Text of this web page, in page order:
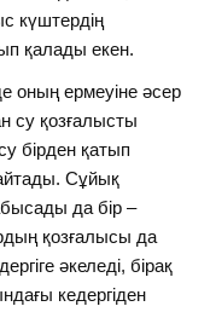
күштердің
қалады екен.
оның ермеуіне әсер
су қозғалысты
бірден қатып
Сұйық
да бір –
қозғалысы да
әкеледі, бірақ
кедергіден